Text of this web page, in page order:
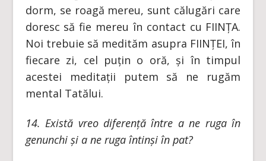
dorm, se roagă mereu, sunt călugări care
doresc să fie mereu în contact cu FIINȚA.
Noi trebuie să medităm asupra FIINȚEI, în
fiecare zi, cel puțin o oră, și în timpul
acestei meditații putem să ne rugăm
mental Tatălui.
14. Există vreo diferență între a ne ruga în
genunchi și a ne ruga întinși în pat?